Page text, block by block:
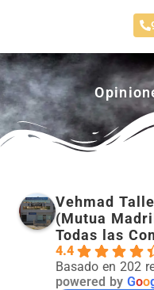
Vehmad
(Mutua
Todas las
4.4
Basado en 202
powered by Goo